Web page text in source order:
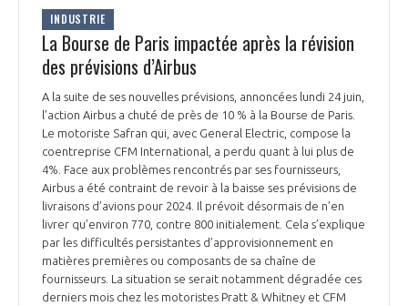
ENVIRONNEMENT
INNOVATION
INTERNATIONALISATION
DOCUMENTS & BROCHURES
RAPPORTS D'ACTIVITÉS
INDUSTRIE
La Bourse de Paris impactée après la révision
des prévisions d’Airbus
A la suite de ses nouvelles prévisions, annoncées lundi 24 juin,
l’action Airbus a chuté de près de 10 % à la Bourse de Paris.
Le motoriste Safran qui, avec General Electric, compose la
coentreprise CFM International, a perdu quant à lui plus de
4%. Face aux problèmes rencontrés par ses fournisseurs,
Airbus a été contraint de revoir à la baisse ses prévisions de
livraisons d’avions pour 2024. Il prévoit désormais de n’en
livrer qu’environ 770, contre 800 initialement. Cela s’explique
par les difficultés persistantes d’approvisionnement en
matières premières ou composants de sa chaîne de
fournisseurs. La situation se serait notamment dégradée ces
derniers mois chez les motoristes Pratt & Whitney et CFM